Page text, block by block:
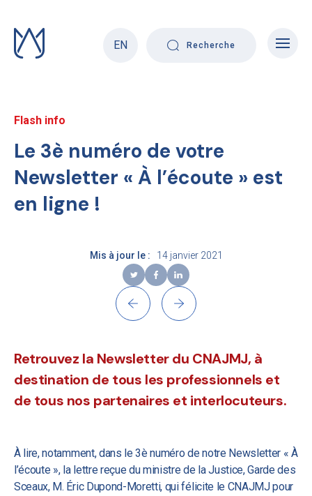
content
EN
Recherche
Flash info
Le 3è numéro de votre
Newsletter « À l’écoute » est
en ligne !
Mis à jour le : 14 janvier 2021
Retrouvez la Newsletter du CNAJMJ, à
destination de tous les professionnels et
de tous nos partenaires et interlocuteurs.
À lire, notamment, dans le 3è numéro de notre Newsletter « À
l’écoute », la lettre reçue du ministre de la Justice, Garde des
Sceaux, M. Éric Dupond-Moretti, qui félicite le CNAJMJ pour